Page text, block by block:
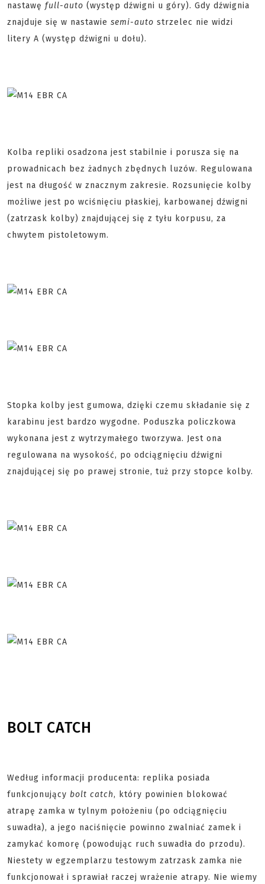
nastawę full-auto (występ dźwigni u góry). Gdy dźwignia
znajduje się w nastawie semi-auto strzelec nie widzi
litery A (występ dźwigni u dołu).
Kolba repliki osadzona jest stabilnie i porusza się na
prowadnicach bez żadnych zbędnych luzów. Regulowana
jest na długość w znacznym zakresie. Rozsunięcie kolby
możliwe jest po wciśnięciu płaskiej, karbowanej dźwigni
(zatrzask kolby) znajdującej się z tyłu korpusu, za
chwytem pistoletowym.
Stopka kolby jest gumowa, dzięki czemu składanie się z
karabinu jest bardzo wygodne. Poduszka policzkowa
wykonana jest z wytrzymałego tworzywa. Jest ona
regulowana na wysokość, po odciągnięciu dźwigni
znajdującej się po prawej stronie, tuż przy stopce kolby.
BOLT CATCH
Według informacji producenta: replika posiada
funkcjonujący bolt catch, który powinien blokować
atrapę zamka w tylnym położeniu (po odciągnięciu
suwadła), a jego naciśnięcie powinno zwalniać zamek i
zamykać komorę (powodując ruch suwadła do przodu).
Niestety w egzemplarzu testowym zatrzask zamka nie
funkcjonował i sprawiał raczej wrażenie atrapy. Nie wiemy